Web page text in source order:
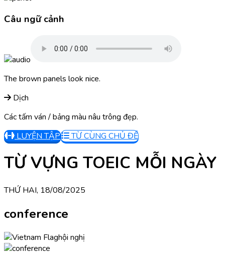
Câu ngữ cảnh
The brown panels look nice.
Dịch
Các tấm ván / bảng màu nâu trông đẹp.
LUYỆN TẬP
TỪ CÙNG CHỦ ĐỀ
TỪ VỰNG TOEIC MỖI NGÀY
THỨ HAI, 18/08/2025
conference
hội nghị